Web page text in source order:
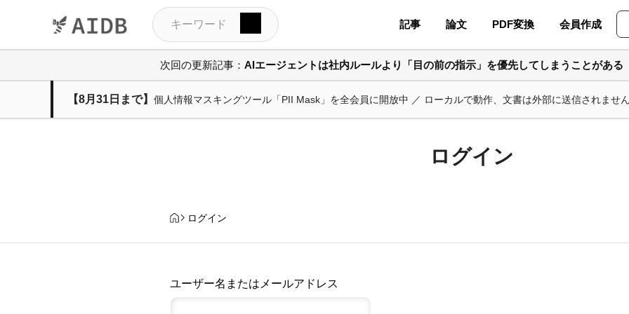
記事 論文 PDF変換 会員作成
次回の更新記事： AIエージェントは社内ルールより「目の前の指示」を優先してしまうことがある
【8月31日まで】 個人情報マスキングツール「PII Mask」を全会員に開放中 ／ ローカルで動作、文書は外部に送信されませ
ログイン
ログイン
ユーザー名またはメールアドレス